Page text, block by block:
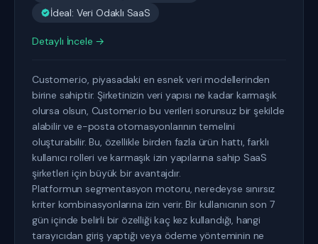
İdeal: Veri Odaklı SaaS
Detaylı İncele →
Customer.io, piyasadaki en esnek veri modellerinden
birine sahiptir. Şirketinizin veri yapısı ne kadar karmaşık
olursa olsun, Customer.io bu verileri sorunsuz bir şekilde
alabilir ve e-posta otomasyonlarının temelini
oluşturabilir. Bu, özellikle birden fazla ürün hattı, farklı
kullanıcı rolleri ve karmaşık izin yapılarına sahip SaaS
şirketleri için büyük bir avantajdır.
Platformun segmentasyon motoru, neredeyse sınırsız
kriter kombinasyonlarına izin verir. Bir kullanıcının son 7
gün içinde belirli bir özelliği kaç kez kullandığı, hangi
tarayıcıdan giriş yaptığı veya ödeme yönteminin ne